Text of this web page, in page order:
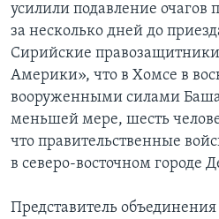
усилили подавление очагов
за несколько дней до
Сирийские
Америки», что в Хомсе в
вооруженными силами
меньшей мере, шесть
что правительственные
в северо-восточном городе
Представитель